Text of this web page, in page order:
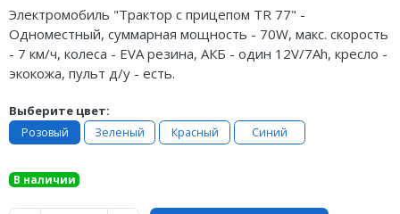
Электромобиль "Трактор с прицепом TR 77" -
Одноместный, суммарная мощность - 70W, макс. скорость
- 7 км/ч, колеса - EVA резина, АКБ - один 12V/7Ah, кресло -
экокожа, пульт д/у - есть.
Выберите цвет:
Розовый Зеленый Красный Синий
В наличии